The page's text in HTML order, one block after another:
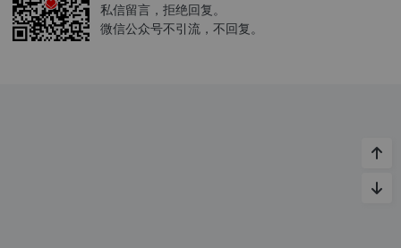
私信留言，拒绝回复。
微信公众号不引流，不回复。